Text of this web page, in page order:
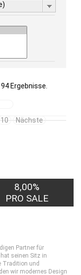
Ergebnisse.
10 Nächste
8,00%
PRO SALE
Partner für
seinen Sitz in
Tradition und
wir modernes Design